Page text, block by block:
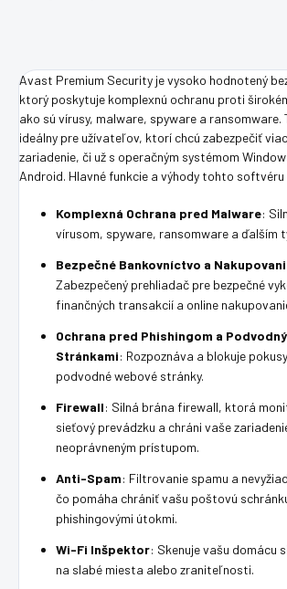
Avast Premium Security je vysoko hodnotený
ktorý poskytuje komplexnú ochranu proti
ako sú vírusy, malware, spyware a ransomware.
ideálny pre užívateľov, ktorí chcú zabezpečiť
zariadenie, či už s operačným systémom
Android. Hlavné funkcie a výhody tohto softvéru
Komplexná Ochrana pred Malware:
vírusom, spyware, ransomware a ďalším
Bezpečné Bankovníctvo a
Zabezpečený prehliadač pre bezpečné
finančných transakcií a online
Ochrana pred Phishingom a
Stránkami: Rozpoznáva a blokuje
podvodné webové stránky.
Firewall: Silná brána firewall, ktorá
sieťový prevádzku a chráni vaše
neoprávneným prístupom.
Anti-Spam: Filtrovanie spamu a
čo pomáha chrániť vašu poštovú
phishingovými útokmi.
Wi-Fi Inšpektor: Skenuje vašu domácu
na slabé miesta alebo zraniteľnosti.